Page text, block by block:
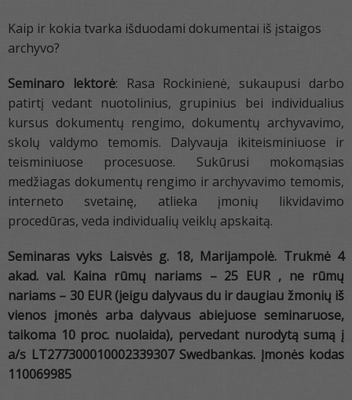
Kaip ir kokia tvarka išduodami dokumentai iš įstaigos
archyvo?
Seminaro lektorė: Rasa Rockinienė, sukaupusi darbo
patirtį vedant nuotolinius, grupinius bei individualius
kursus dokumentų rengimo, dokumentų archyvavimo,
skolų valdymo temomis. Dalyvauja ikiteisminiuose ir
teisminiuose procesuose. Sukūrusi mokomąsias
medžiagas dokumentų rengimo ir archyvavimo temomis,
interneto svetainę, atlieka įmonių likvidavimo
procedūras, veda individualių veiklų apskaitą.
Seminaras vyks Laisvės g. 18, Marijampolė. Trukmė 4
akad. val. Kaina rūmų nariams – 25 EUR , ne rūmų
nariams – 30 EUR (jeigu dalyvaus du ir daugiau žmonių iš
vienos įmonės arba dalyvaus abiejuose seminaruose,
taikoma 10 proc. nuolaida), pervedant nurodytą sumą į
a/s LT277300010002339307 Swedbankas. Įmonės kodas
110069985